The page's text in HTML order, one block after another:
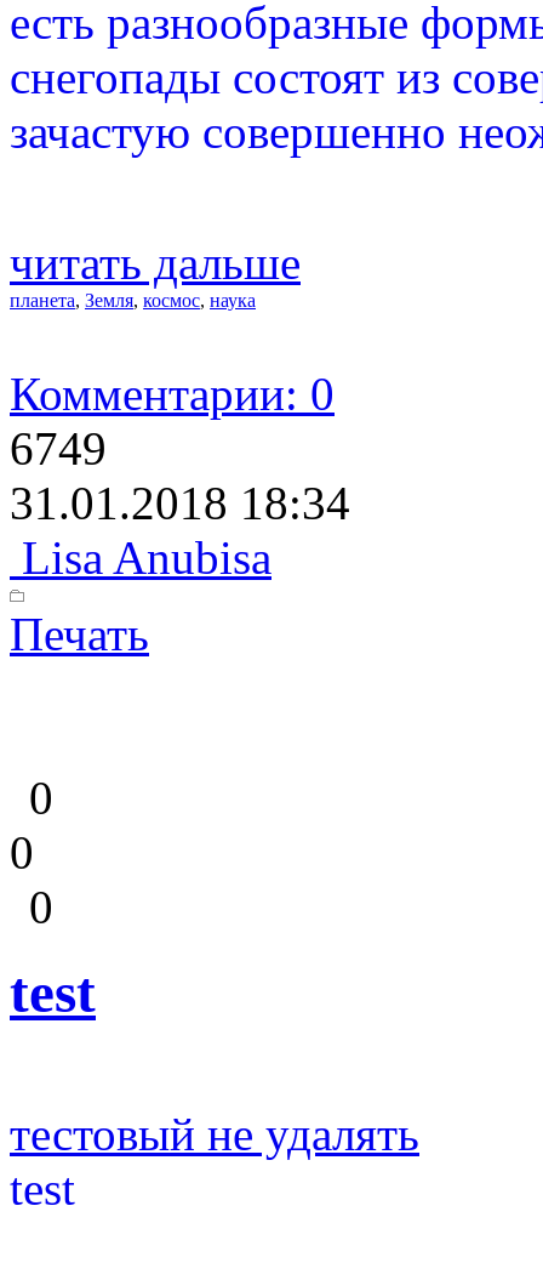
есть разнообразные
снегопады состоят из
зачастую совершенно
читать дальше
планета, Земля, космос, наука
Комментарии: 0
6749
31.01.2018 18:34
Lisa Anubisa
Печать
0
0
0
test
тестовый не удалять
test